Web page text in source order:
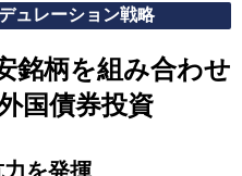
ュレーション戦略
銘柄を組み合わせ
国債券投資
を発揮